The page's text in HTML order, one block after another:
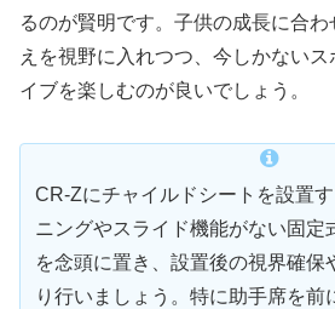
るのが賢明です。子供の成長に合
えを視野に入れつつ、今しかない
イブを楽しむのが良いでしょう。
CR-Zにチャイルドシートを設置
ニングやスライド機能がない固定
を念頭に置き、設置後の視界確保
り行いましょう。特に助手席を前